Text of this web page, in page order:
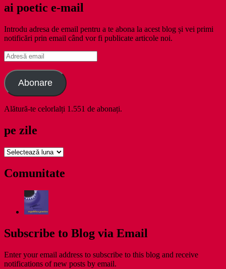
ai poetic e-mail
Introdu adresa de email pentru a te abona la acest blog și vei primi
notificări prin email când vor fi publicate articole noi.
Adresă
email
Abonare
Alătură-te celorlalți 1.551 de abonați.
pe zile
pe
Comunitate
Subscribe to Blog via Email
Enter your email address to subscribe to this blog and receive
notifications of new posts by email.